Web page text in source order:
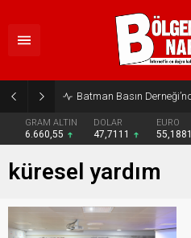
GRAM ALTIN
6.660,55
DOLAR
47,7111
EURO
55,1881
küresel yardım